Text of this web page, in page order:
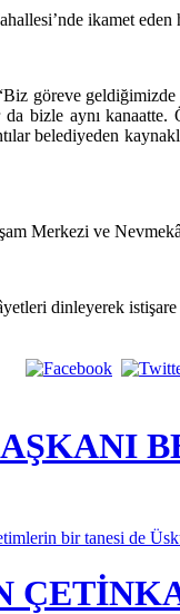
ikamet
göreve geldiğimizde
bizle aynı
belediyeden
Merkezi ve
dinleyerek istişare
bir tanesi de